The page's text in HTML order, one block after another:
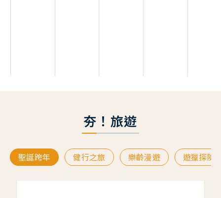
夯！旅遊
聖誕跨年 健行之旅 樂齡漫遊 遊獵探險